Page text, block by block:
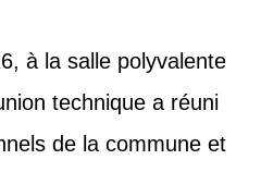
à la salle polyvalente
technique a réuni
de la commune et